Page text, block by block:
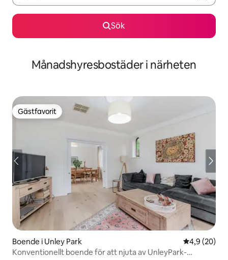
Sök
Månadshyresbostäder i närheten
Gästfavorit
Gästfavorit
Boende i Unley Park 4,9 av 5 i
4,9 (20)
Konventionellt boende för att njuta av UnleyPark-